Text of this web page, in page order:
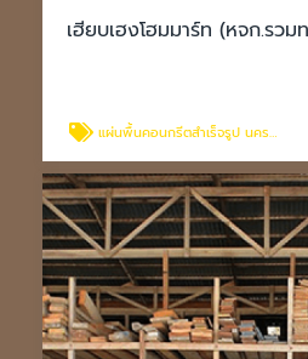
เฮียบเฮงโฮมมาร์ท (หจก.รวม
แผ่นพื้นคอนกรีตสำเร็จรูป นครราชสีมา